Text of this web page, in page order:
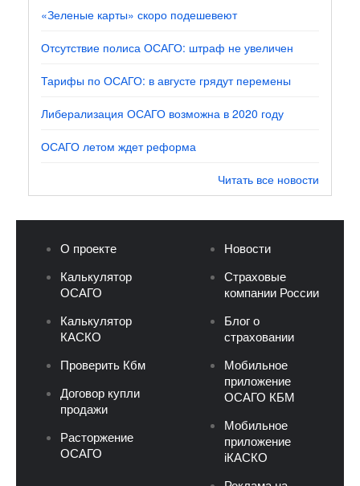
«Зеленые карты» скоро подешевеют
Отсутствие полиса ОСАГО: штраф не увеличен
Тарифы по ОСАГО: в августе грядут перемены
Либерализация ОСАГО возможна в 2020 году
ОСАГО летом ждет реформа
Читать все новости
О проекте
Калькулятор
ОСАГО
Калькулятор
КАСКО
Проверить Кбм
Договор купли
продажи
Расторжение
ОСАГО
Новости
Страховые
компании России
Блог о
страховании
Мобильное
приложение
ОСАГО КБМ
Мобильное
приложение
iКАСКО